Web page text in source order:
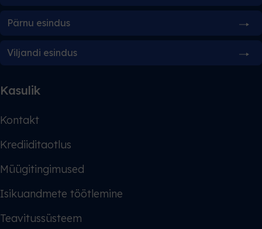
Pärnu esindus
Viljandi esindus
Kasulik
Kontakt
Krediiditaotlus
Müügitingimused
Isikuandmete töötlemine
Teavitussüsteem